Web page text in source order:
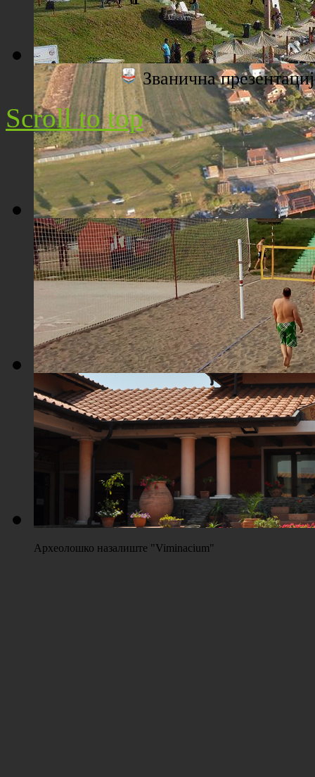
Плажа "Топољар" - Поглед са торња
Плажа "Топољар" - Поглед из ваздуха
Плажа "Топољар" - Терени на песку
Археолошко назалиште "Viminacium"
Званична
Scroll to top